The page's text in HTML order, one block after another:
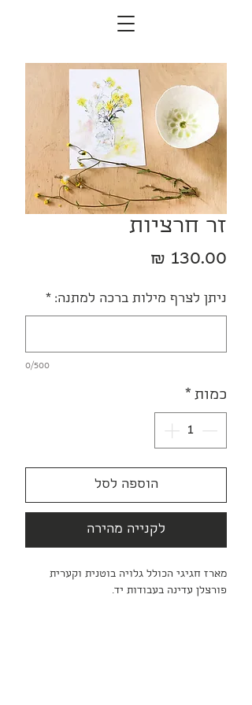
זר חרציות
ניתן לצרף מילות ברכה למתנה: *
0/500
כמות *
הוספה לסל
לקנייה מהירה
מארז חגיגי הכולל גלויה בוטנית וקערית
פורצלן עדינה בעבודות יד.